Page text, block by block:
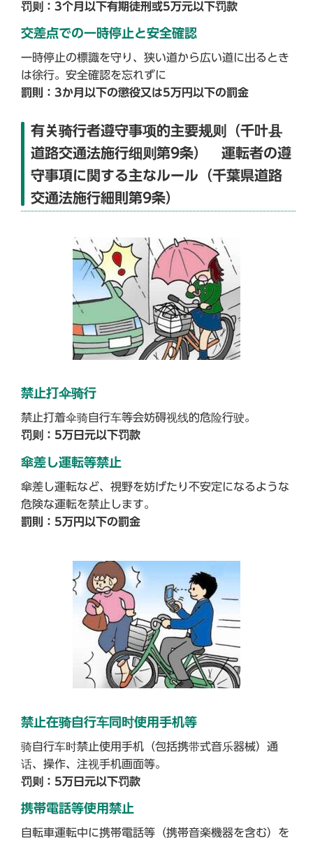
罚则：3个月以下有期徒刑或5万元以下罚款
交差点での一時停止と安全確認
一時停止の標識を守り、狭い道から広い道に出るとき
は徐行。安全確認を忘れずに
罰則：3か月以下の懲役又は5万円以下の罰金
有关骑行者遵守事项的主要规则（千叶县
道路交通法施行细则第9条） 運転者の遵
守事項に関する主なルール（千葉県道路
交通法施行細則第9条）
禁止打伞骑行
禁止打着伞骑自行车等会妨碍视线的危险行驶。
罚则：5万日元以下罚款
傘差し運転等禁止
傘差し運転など、視野を妨げたり不安定になるような
危険な運転を禁止します。
罰則：5万円以下の罰金
禁止在骑自行车同时使用手机等
骑自行车时禁止使用手机（包括携带式音乐器械）通
话、操作、注视手机画面等。
罚则：5万日元以下罚款
携帯電話等使用禁止
自転車運転中に携帯電話等（携帯音楽機器を含む）を